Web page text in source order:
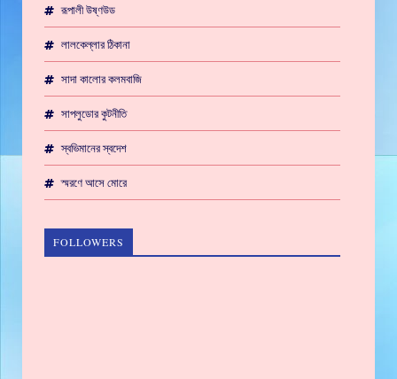
রূপালী উষ্ণউড
লালকেল্লার ঠিকানা
সাদা কালোর কলমবাজি
সাপলুডোর কুটনীতি
স্বভিমানের স্বদেশ
স্মরণে আসে মোরে
FOLLOWERS